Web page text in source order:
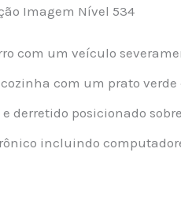
Imagem Nível 534
com um veículo
com um prato
derretido posicionado
incluindo